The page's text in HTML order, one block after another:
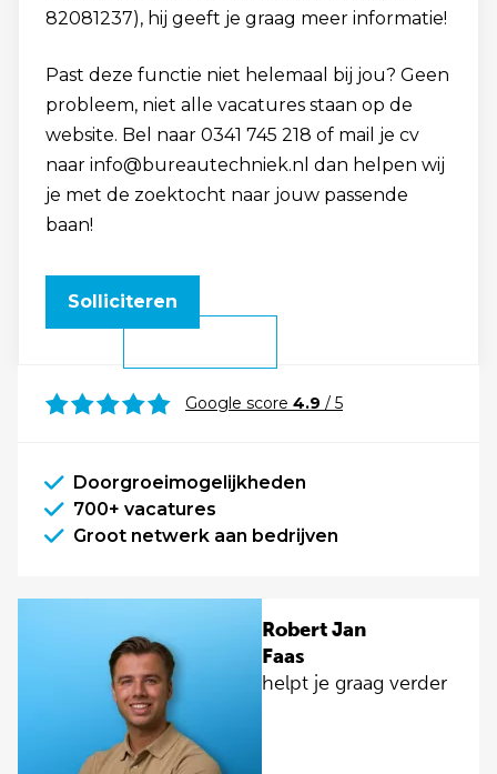
82081237), hij geeft je graag meer informatie!
Past deze functie niet helemaal bij jou? Geen
probleem, niet alle vacatures staan op de
website. Bel naar 0341 745 218 of mail je cv
naar info@bureautechniek.nl dan helpen wij
je met de zoektocht naar jouw passende
baan!
Solliciteren
Google score 4.9 / 5
Doorgroeimogelijkheden
700+ vacatures
Groot netwerk aan bedrijven
Robert Jan
Faas
helpt je graag verder